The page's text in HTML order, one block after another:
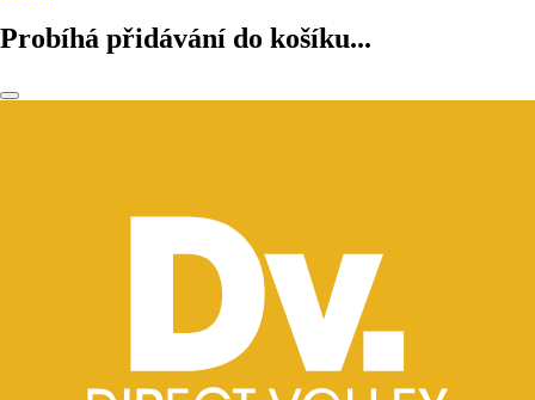
Probíhá přidávání do košíku...